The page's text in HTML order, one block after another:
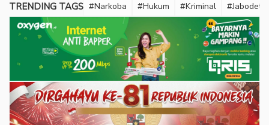
TRENDING TAGS #Narkoba #Hukum #Kriminal